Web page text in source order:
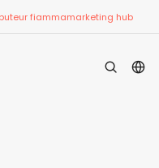
fiammamarketing hub